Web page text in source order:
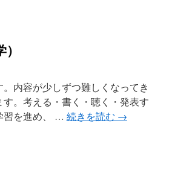
内容が少しずつ難しくなってき
。考える・書く・聴く・発表す
習を進め、 … 続きを読む →